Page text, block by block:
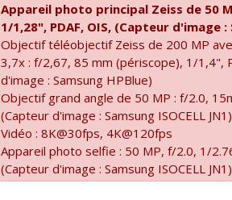
Appareil photo principal Zeiss de 50
1/1,28", PDAF, OIS, (Capteur d'image :
Objectif téléobjectif Zeiss de 200 MP
3,7x : f/2,67, 85 mm (périscope), 1/1,4",
d'image : Samsung HPBlue)
Objectif grand angle de 50 MP : f/2.0,
(Capteur d'image : Samsung ISOCELL JN1)
Vidéo : 8K@30fps, 4K@120fps
Appareil photo selfie : 50 MP, f/2.0, 1/
(Capteur d'image : Samsung ISOCELL JN1)